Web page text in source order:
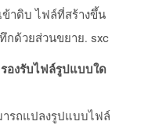
าดิบ ไฟล์ที่สร้างขึ้น
ด้วยส่วนขยาย. sxc
รองรับไฟล์รูปแบบใด
ารถแปลงรูปแบบไฟล์